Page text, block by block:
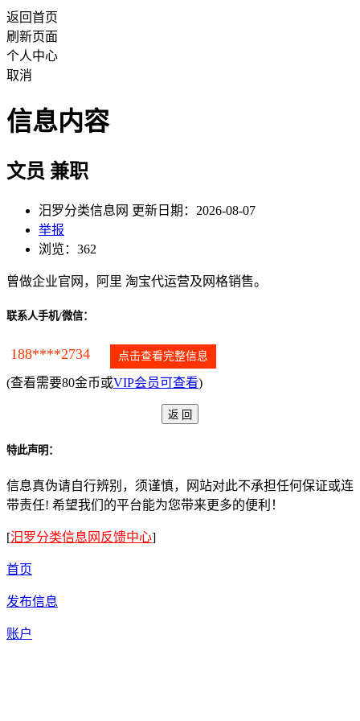
返回首页
刷新页面
个人中心
取消
信息内容
文员 兼职
汨罗分类信息网 更新日期：2026-08-07
举报
浏览：362
曾做企业官网，阿里 淘宝代运营及网格销售。
联系人手机/微信：
188****2734 点击查看完整信息
(查看需要80金币或VIP会员可查看)
特此声明：
信息真伪请自行辨别，须谨慎，网站对此不承担任何保证或连
带责任! 希望我们的平台能为您带来更多的便利！
[汨罗分类信息网反馈中心]
首页
发布信息
账户